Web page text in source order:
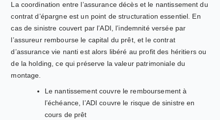
La coordination entre l’assurance décès et le nantissement du
contrat d’épargne est un point de structuration essentiel. En
cas de sinistre couvert par l’ADI, l’indemnité versée par
l’assureur rembourse le capital du prêt, et le contrat
d’assurance vie nanti est alors libéré au profit des héritiers ou
de la holding, ce qui préserve la valeur patrimoniale du
montage.
Le nantissement couvre le remboursement à
l’échéance, l’ADI couvre le risque de sinistre en
cours de prêt